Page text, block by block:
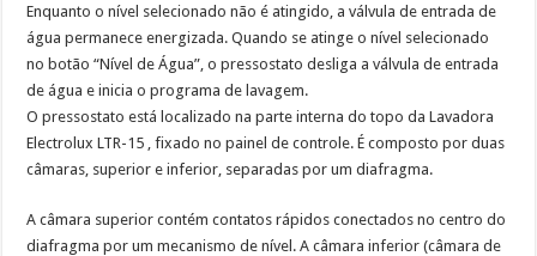
Enquanto o nível selecionado não é atingido, a válvula de entrada de
água permanece energizada. Quando se atinge o nível selecionado
no botão “Nível de Água”, o pressostato desliga a válvula de entrada
de água e inicia o programa de lavagem.
O pressostato está localizado na parte interna do topo da Lavadora
Electrolux LTR-15 , fixado no painel de controle. É composto por duas
câmaras, superior e inferior, separadas por um diafragma.
A câmara superior contém contatos rápidos conectados no centro do
diafragma por um mecanismo de nível. A câmara inferior (câmara de